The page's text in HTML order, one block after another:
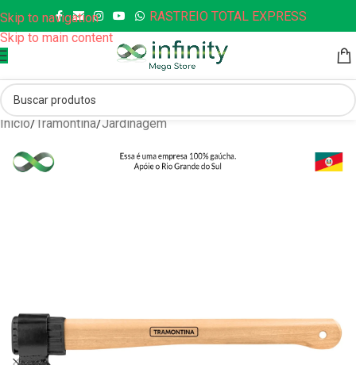
Skip to navigation
Skip to main content
RASTREIO TOTAL EXPRESS
Início/ Tramontina/Jardinagem